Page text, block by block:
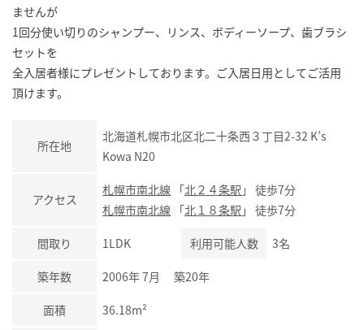
ませんが
1回分使い切りのシャンプー、リンス、ボディーソープ、歯ブラシ
セットを
全入居者様にプレゼントしております。ご入居日用としてご活用
頂けます。
所在地
北海道札幌市北区北二十条西３丁目2-32 K’s
Kowa N20
アクセス
札幌市南北線 「北２４条駅 」 徒歩7分
札幌市南北線 「北１８条駅 」 徒歩7分
間取り 1LDK 利用可能人数 3名
築年数 2006年 7月 築20年
面積 36.18m²